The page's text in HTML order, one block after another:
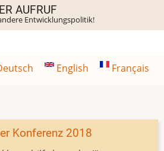
AUFRUF
Entwicklungspolitik!
English Français
Konferenz 2018